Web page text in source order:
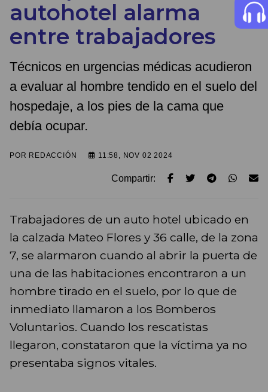
autohotel alarma
entre trabajadores
Técnicos en urgencias médicas acudieron
a evaluar al hombre tendido en el suelo del
hospedaje, a los pies de la cama que
debía ocupar.
POR REDACCIÓN 11:58, NOV 02 2024
Compartir:
Trabajadores de un auto hotel ubicado en
la calzada Mateo Flores y 36 calle, de la zona
7, se alarmaron cuando al abrir la puerta de
una de las habitaciones encontraron a un
hombre tirado en el suelo, por lo que de
inmediato llamaron a los Bomberos
Voluntarios. Cuando los rescatistas
llegaron, constataron que la víctima ya no
presentaba signos vitales.